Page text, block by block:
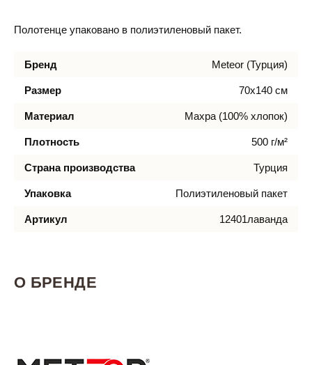
Полотенце упаковано в полиэтиленовый пакет.
Бренд Meteor (Турция)
Размер 70х140 см
Материал Махра (100% хлопок)
Плотность 500 г/м²
Страна производства Турция
Упаковка Полиэтиленовый пакет
Артикул 12401лаванда
О БРЕНДЕ